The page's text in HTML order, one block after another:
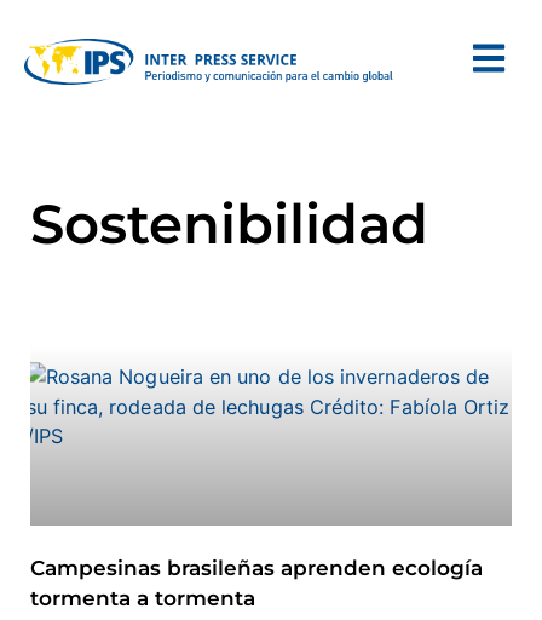
Sostenibilidad
Campesinas brasileñas aprenden ecología
tormenta a tormenta